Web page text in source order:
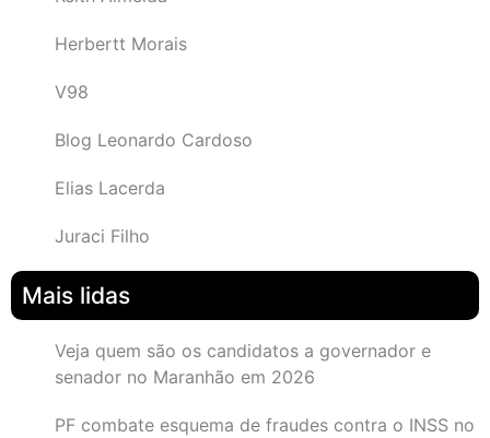
Herbertt Morais
V98
Blog Leonardo Cardoso
Elias Lacerda
Juraci Filho
Mais lidas
Veja quem são os candidatos a governador e
senador no Maranhão em 2026
PF combate esquema de fraudes contra o INSS no